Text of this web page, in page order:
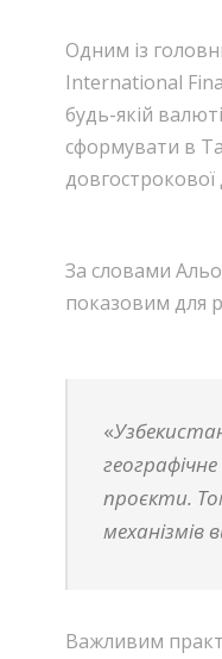
Одним із
International
будь-якій
сформувати в
За словами
показовим для
«
проєкти.
механізмів
Важливим